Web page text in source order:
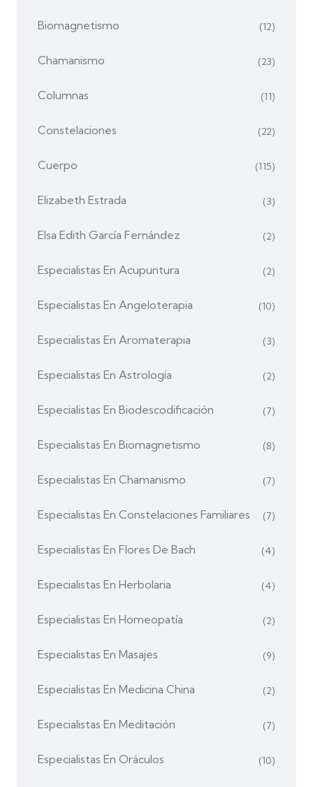
Biomagnetismo (12)
Chamanismo (23)
Columnas (11)
Constelaciones (22)
Cuerpo (115)
Elizabeth Estrada (3)
Elsa Edith García Fernández (2)
Especialistas En Acupuntura (2)
Especialistas En Angeloterapia (10)
Especialistas En Aromaterapia (3)
Especialistas En Astrología (2)
Especialistas En Biodescodificación (7)
Especialistas En Biomagnetismo (8)
Especialistas En Chamanismo (7)
Especialistas En Constelaciones Familiares (7)
Especialistas En Flores De Bach (4)
Especialistas En Herbolaria (4)
Especialistas En Homeopatía (2)
Especialistas En Masajes (9)
Especialistas En Medicina China (2)
Especialistas En Meditación (7)
Especialistas En Oráculos (10)